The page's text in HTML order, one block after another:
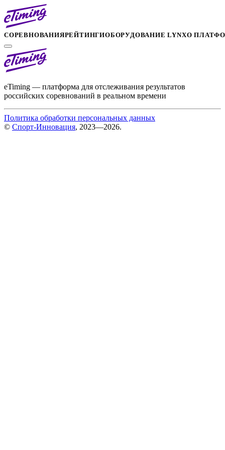
СОРЕВНОВАНИЯРЕЙТИНГИОБОРУДОВАНИЕ LYNXО
eTiming — платформа для отслеживания результатов
российских соревнований в реальном времени
Политика обработки персональных данных
© Спорт-Инновация, 2023—2026.